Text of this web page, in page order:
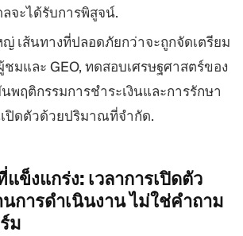
ลจะได้รับการพิสูจน์.
เส้นทางที่ปลอดภัยกว่าจะถูกจัดเตรียม
มและ GEO, ทดสอบเศรษฐศาสตร์ของ
พฤติกรรมการชำระเงินและการรักษา
ปิดตัวด้วยปริมาณที่จำกัด.
ข็งแกร่ง: เวลาการเปิดตัว
การดำเนินงานไม่ใช่คำถาม
ม